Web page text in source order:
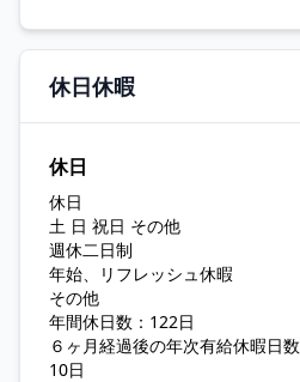
休日休暇
休日
休日
土 日 祝日 その他
週休二日制
年始、リフレッシュ休暇
その他
年間休日数：122日
６ヶ月経過後の年次有給休暇日数
10日